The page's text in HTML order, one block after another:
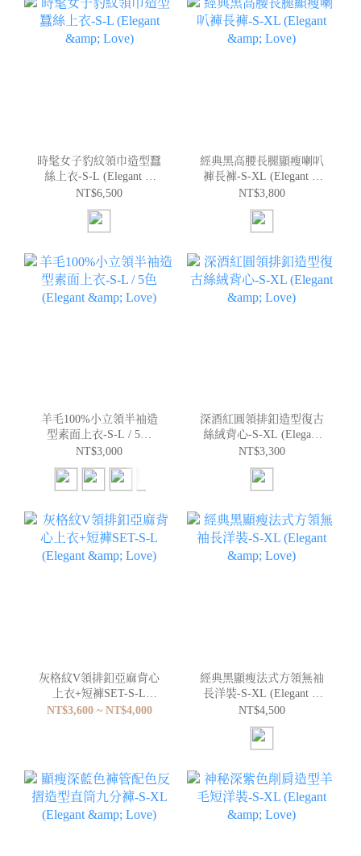
時髦女子豹紋領巾造型蠶
絲上衣-S-L (Elegant &
Love)
NT$6,500
經典黑高腰長腿顯瘦喇叭
褲長褲-S-XL (Elegant &
Love)
NT$3,800
羊毛100%小立領半袖造
型素面上衣-S-L / 5色
(Elegant & Love)
NT$3,000
深酒紅圓領排釦造型復古
絲絨背心-S-XL (Elegant
& Love)
NT$3,300
灰格紋V領排釦亞麻背心
上衣+短褲SET-S-L
(Elegant & Love)
NT$3,600 ~ NT$4,000
經典黑顯瘦法式方領無袖
長洋裝-S-XL (Elegant &
Love)
NT$4,500